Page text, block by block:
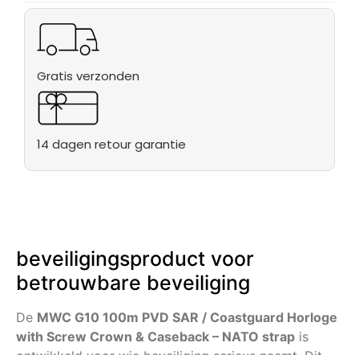
Gratis verzonden
14 dagen retour garantie
beveiligingsproduct voor
betrouwbare beveiliging
De MWC G10 100m PVD SAR / Coastguard Horloge
with Screw Crown & Caseback – NATO strap is